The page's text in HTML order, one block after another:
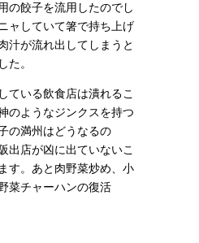
の餃子を流用したのでし
ャしていて箸で持ち上げ
汁が流れ出してしまうと
た。
ている飲食店は潰れるこ
のようなジンクスを持つ
の満州はどうなるの
出店が凶に出ていないこ
す。あと 肉野菜炒め、小
菜チャーハンの復活